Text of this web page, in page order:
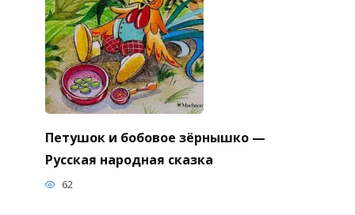
Петушок и бобовое зёрнышко —
Русская народная сказка
62